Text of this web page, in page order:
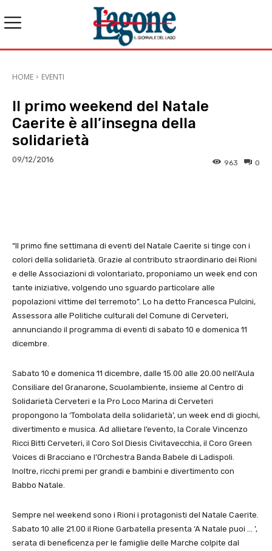
HOME EVENTI
Il primo weekend del Natale
Caerite è all’insegna della
solidarietà
09/12/2016 0
963
“Il primo fine settimana di eventi del Natale Caerite si tinge con i
colori della solidarietà. Grazie al contributo straordinario dei Rioni
e delle Associazioni di volontariato, proponiamo un week end con
tante iniziative, volgendo uno sguardo particolare alle
popolazioni vittime del terremoto”. Lo ha detto Francesca Pulcini,
Assessora alle Politiche culturali del Comune di Cerveteri,
annunciando il programma di eventi di sabato 10 e domenica 11
dicembre.
Sabato 10 e domenica 11 dicembre, dalle 15.00 alle 20.00 nell’Aula
Consiliare del Granarone, Scuolambiente, insieme al Centro di
Solidarietà Cerveteri e la Pro Loco Marina di Cerveteri
propongono la ‘Tombolata della solidarietà’, un week end di giochi,
divertimento e musica. Ad allietare l’evento, la Corale Vincenzo
Ricci Bitti Cerveteri, il Coro Sol Diesis Civitavecchia, il Coro Green
Voices di Bracciano e l’Orchestra Banda Babele di Ladispoli.
Inoltre, ricchi premi per grandi e bambini e divertimento con
Babbo Natale.
Sempre nel weekend sono i Rioni i protagonisti del Natale Caerite.
Sabato 10 alle 21.00 il Rione Garbatella presenta ‘A Natale puoi … ’,
serata di beneficenza per le famiglie delle Marche colpite dal